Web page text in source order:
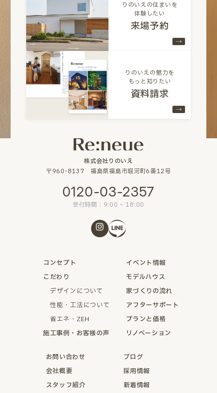
りのいえの住まいを
体験したい
来場予約
りのいえの魅力を
もっと知りたい
資料請求
株式会社りのいえ
〒960-8137 福島県福島市堀河町6番12号
0120-03-2357
受付時間：9:00 ~ 18:00
コンセプト
こだわり
デザインについて
性能・工法について
省エネ・ZEH
施工事例・お客様の声
イベント情報
モデルハウス
家づくりの流れ
アフターサポート
プランと価格
リノベーション
お問い合わせ
会社概要
スタッフ紹介
ブログ
採用情報
新着情報